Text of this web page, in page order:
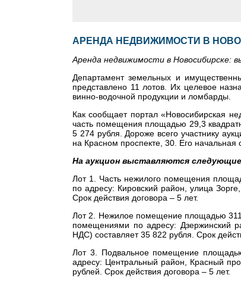
АРЕНДА НЕДВИЖИМОСТИ В
Аренда недвижимости в Новосибирске:
Департамент земельных и
представлено 11 лотов. Их целевое
винно-водочной продукции и ломбарды.
Как сообщает портал «Новосибирская
часть помещения площадью 29,3
5 274 рубля. Дороже всего участнику
на Красном проспекте, 30. Его
На аукцион выставляются
Лот 1. Часть нежилого помещения
по адресу: Кировский район, улица
Срок действия договора – 5 лет.
Лот 2. Нежилое помещение площадью
помещениями по адресу: Дзержинский
НДС) составляет 35 822 рубля. Срок
Лот 3. Подвальное помещение
адресу: Центральный район, Красный
рублей. Срок действия договора – 5 лет.